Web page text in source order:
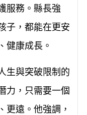
服務。縣長強
子，都能在更安
健康成長。
生與突破限制的
力，只需要一個
更遠。他強調，